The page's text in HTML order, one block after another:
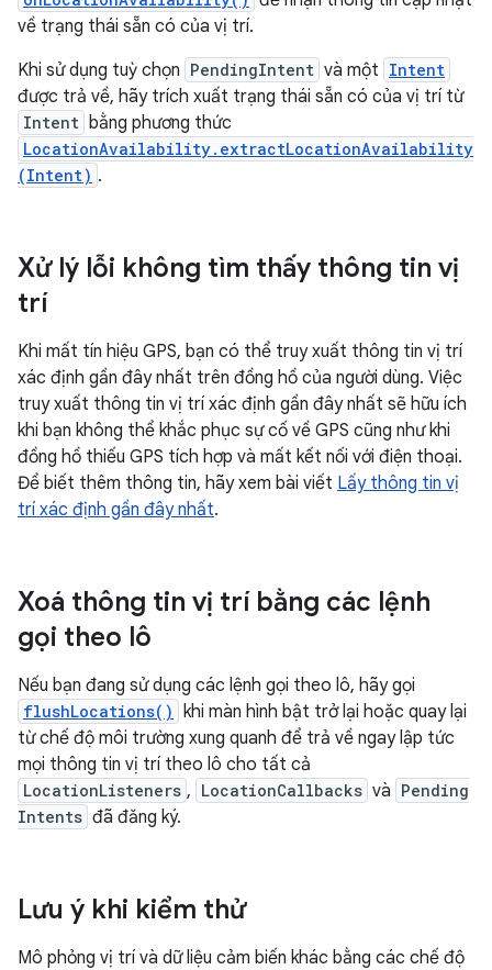
về trạng thái sẵn có của vị trí.
Khi sử dụng tuỳ chọn PendingIntent và một Intent
được trả về, hãy trích xuất trạng thái sẵn có của vị trí từ
Intent bằng phương thức
LocationAvailability.extractLocationAvailability
(Intent) .
Xử lý lỗi không tìm thấy thông tin vị
trí
Khi mất tín hiệu GPS, bạn có thể truy xuất thông tin vị trí
xác định gần đây nhất trên đồng hồ của người dùng. Việc
truy xuất thông tin vị trí xác định gần đây nhất sẽ hữu ích
khi bạn không thể khắc phục sự cố về GPS cũng như khi
đồng hồ thiếu GPS tích hợp và mất kết nối với điện thoại.
Để biết thêm thông tin, hãy xem bài viết Lấy thông tin vị
trí xác định gần đây nhất.
Xoá thông tin vị trí bằng các lệnh
gọi theo lô
Nếu bạn đang sử dụng các lệnh gọi theo lô, hãy gọi
flushLocations() khi màn hình bật trở lại hoặc quay lại
từ chế độ môi trường xung quanh để trả về ngay lập tức
mọi thông tin vị trí theo lô cho tất cả
LocationListeners , LocationCallbacks và Pending
Intents đã đăng ký.
Lưu ý khi kiểm thử
Mô phỏng vị trí và dữ liệu cảm biến khác bằng các chế độ